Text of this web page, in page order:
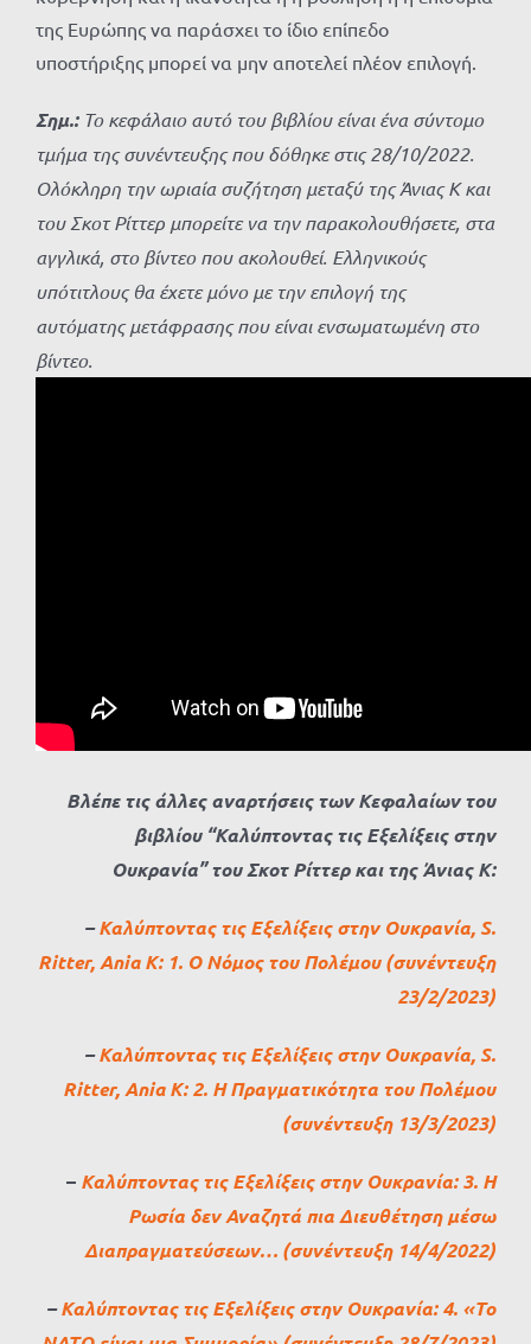
της Ευρώπης να παράσχει το ίδιο επίπεδο
υποστήριξης μπορεί να μην αποτελεί πλέον επιλογή.
Σημ.:Το κεφάλαιο αυτό του βιβλίου είναι ένα σύντομο
τμήμα της συνέντευξηςπου δόθηκε στις 28/10/2022.
Ολόκληρη την ωριαία συζήτηση μεταξύ της Άνιας Κ και
του Σκοτ Ρίττερ μπορείτε να την παρακολουθήσετε, στα
αγγλικά, στο βίντεο που ακολουθεί. Ελληνικούς
υπότιτλους θα έχετε μόνο με την επιλογή της
αυτόματης μετάφρασης που είναι ενσωματωμένη στο
βίντεο.
Βλέπε τις άλλες αναρτήσεις των Κεφαλαίων του
βιβλίου “Καλύπτοντας τις Εξελίξεις στην
Ουκρανία” του Σκοτ Ρίττερ και της Άνιας Κ:
–Καλύπτοντας τις Εξελίξεις στην Ουκρανία, S.
Ritter, Ania K: 1. Ο Νόμος του Πολέμου (συνέντευξη
23/2/2023)
–Καλύπτοντας τις Εξελίξεις στην Ουκρανία, S.
Ritter, Ania K: 2. Η Πραγματικότητα του Πολέμου
(συνέντευξη 13/3/2023)
– Καλύπτοντας τις Εξελίξεις στην Ουκρανία: 3. Η
Ρωσία δεν Αναζητά πια Διευθέτηση μέσω
Διαπραγματεύσεων… (συνέντευξη 14/4/2022)
–Καλύπτοντας τις Εξελίξεις στην Ουκρανία: 4. «Το